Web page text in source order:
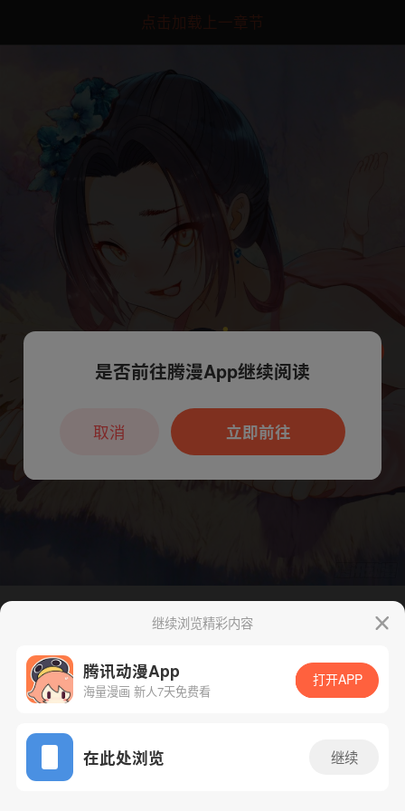
点击加载上一章节
App免费看
腾漫App免费看
继续浏览精彩内容
腾讯动漫App
海量漫画 新人7天免费看
打开APP
在此处浏览 继续
本章节仅支持App阅读，可打开App新用
户7天免费看
是否前往腾漫App继续阅读
立即前往
取消